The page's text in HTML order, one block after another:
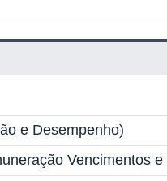
e Desempenho)
Vencimentos